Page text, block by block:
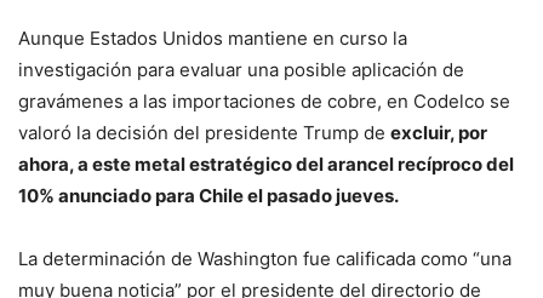
Aunque Estados Unidos mantiene en curso la
investigación para evaluar una posible aplicación de
gravámenes a las importaciones de cobre, en Codelco se
valoró la decisión del presidente Trump de excluir, por
ahora, a este metal estratégico del arancel recíproco del
10% anunciado para Chile el pasado jueves.
La determinación de Washington fue calificada como “una
muy buena noticia” por el presidente del directorio de